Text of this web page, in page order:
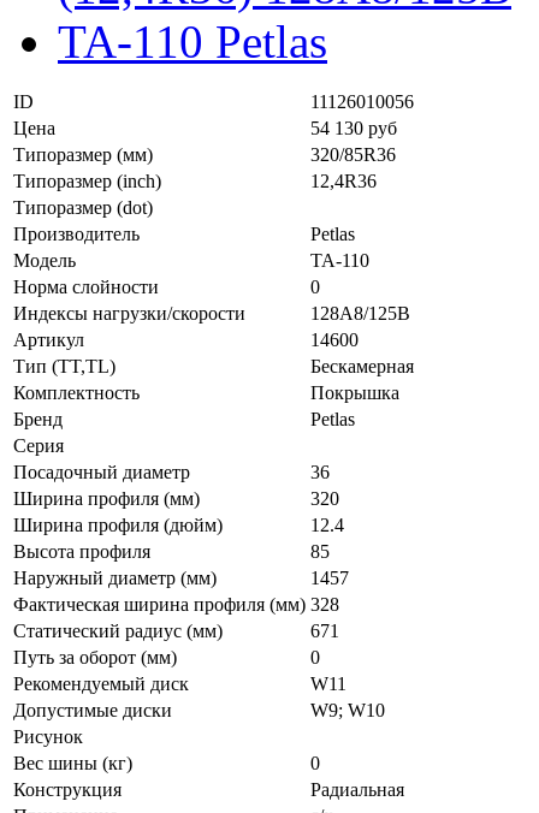
ID
11126010056
Цена
54 130 руб
Типоразмер (мм)
320/85R36
Типоразмер (inch)
12,4R36
Типоразмер (dot)
Производитель
Petlas
Модель
TA-110
Норма слойности
0
Индексы нагрузки/скорости
128A8/125B
Артикул
14600
Тип (TT,TL)
Бескамерная
Комплектность
Покрышка
Бренд
Petlas
Серия
Посадочный диаметр
36
Ширина профиля (мм)
320
Ширина профиля (дюйм)
12.4
Высота профиля
85
Наружный диаметр (мм)
1457
Фактическая ширина профиля (мм) 328
Статический радиус (мм)
671
Путь за оборот (мм)
0
Рекомендуемый диск
W11
Допустимые диски
W9; W10
Рисунок
Вес шины (кг)
0
Конструкция
Радиальная